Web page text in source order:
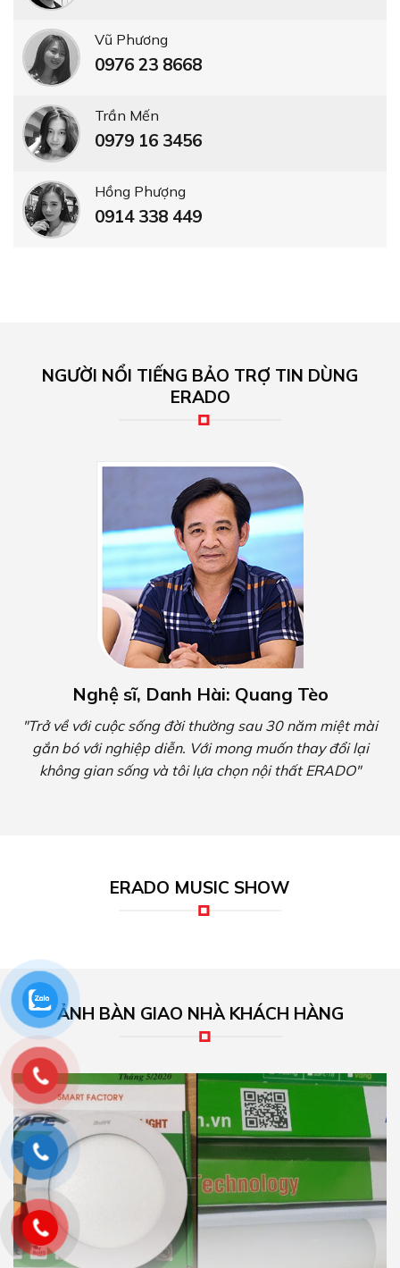
Vũ Phương
0976 23 8668
Trần Mến
0979 16 3456
Hồng Phượng
0914 338 449
NGƯỜI NỔI TIẾNG BẢO TRỢ TIN DÙNG
ERADO
Nghệ sĩ, Danh Hài: Quang Tèo
"Trở về với cuộc sống đời thường sau 30 năm miệt mài
gắn bó với nghiệp diễn. Với mong muốn thay đổi lại
không gian sống và tôi lựa chọn nội thất ERADO"
ERADO MUSIC SHOW
ẢNH BÀN GIAO NHÀ KHÁCH HÀNG